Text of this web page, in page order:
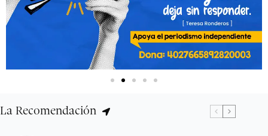
La Recomendación